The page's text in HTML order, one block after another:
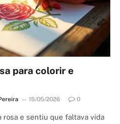
para colorir e
15/05/2026 0
rosa e sentiu que faltava vida